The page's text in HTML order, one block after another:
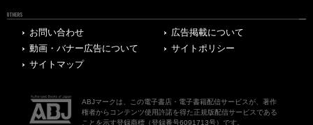
OTHERS
お問い合わせ
広告掲載について
動画・バナー広告について
サイトポリシー
サイトマップ
ABJマークは、この電子書店・電子書籍配信サービスが、著作
権者からコンテンツ使用許諾を得た正規版配信サービスである
ことを示す登録商標（登録番号6091713号）です。